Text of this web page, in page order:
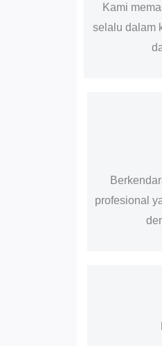
Kami
selalu dalam
profesional